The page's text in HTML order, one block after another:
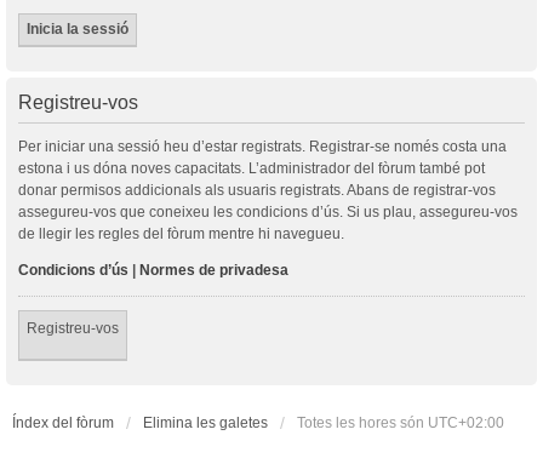
Registreu-vos
Per iniciar una sessió heu d’estar registrats. Registrar-se només costa una
estona i us dóna noves capacitats. L’administrador del fòrum també pot
donar permisos addicionals als usuaris registrats. Abans de registrar-vos
assegureu-vos que coneixeu les condicions d’ús. Si us plau, assegureu-vos
de llegir les regles del fòrum mentre hi navegueu.
Condicions d’ús | Normes de privadesa
Registreu-vos
Índex del fòrum Elimina les galetes Totes les hores són UTC+02:00